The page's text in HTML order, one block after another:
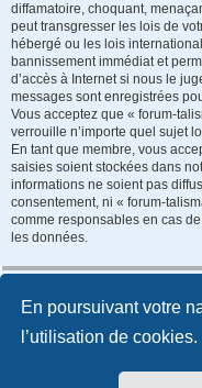
En poursuivant votre
l’utilisation de cookies.
diffamatoire, choquant,
peut transgresser les lois de
hébergé ou les lois
bannissement immédiat et
d’accès à Internet si nous le
messages sont enregistrées
Vous acceptez que « forum-
verrouille n’importe quel sujet
En tant que membre, vous
saisies soient stockées dans
informations ne soient pas
consentement, ni « forum-
comme responsables en cas
les données.
Index du forum